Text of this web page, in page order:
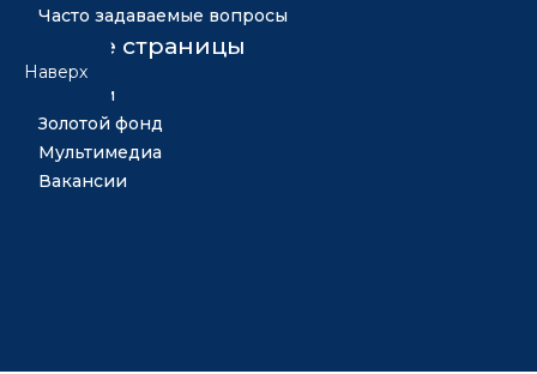
Часто задаваемые вопросы
Другие страницы
Новости
Золотой фонд
Мультимедиа
Вакансии
Наверх